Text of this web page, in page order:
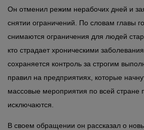
Он отменил режим нерабочих дней и
снятии ограничений. По словам главы
снимаются ограничения для людей
кто страдает хроническими
сохраняется контроль за строгим
правил на предприятиях, которые
массовые мероприятия по всей стране
исключаются.
В своем обращении он рассказал о